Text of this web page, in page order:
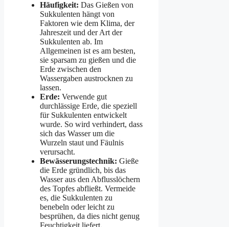
Häufigkeit: Das Gießen von
Sukkulenten hängt von
Faktoren wie dem Klima, der
Jahreszeit und der Art der
Sukkulenten ab. Im
Allgemeinen ist es am besten,
sie sparsam zu gießen und die
Erde zwischen den
Wassergaben austrocknen zu
lassen.
Erde: Verwende gut
durchlässige Erde, die speziell
für Sukkulenten entwickelt
wurde. So wird verhindert, dass
sich das Wasser um die
Wurzeln staut und Fäulnis
verursacht.
Bewässerungstechnik: Gieße
die Erde gründlich, bis das
Wasser aus den Abflusslöchern
des Topfes abfließt. Vermeide
es, die Sukkulenten zu
benebeln oder leicht zu
besprühen, da dies nicht genug